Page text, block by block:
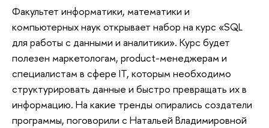
Факультет информатики, математики и
компьютерных наук открывает набор на курс «SQL
для работы с данными и аналитики». Курс будет
полезен маркетологам, product-менеджерам и
специалистам в сфере IT, которым необходимо
структурировать данные и быстро превращать их в
информацию. На какие тренды опирались создатели
программы, поговорили с Натальей Владимировной